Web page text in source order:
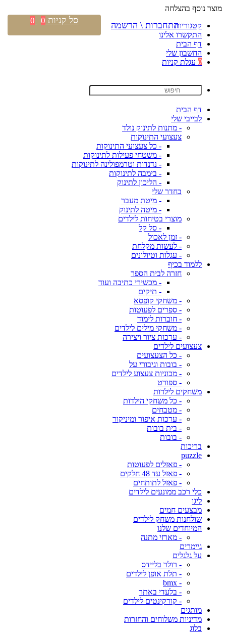
מוצר נוסף בהצלחה
קטגוריות
התקשרו אלינו
דף הבית
החשבון שלי
0 עגלת קניות
דף הבית
לבייבי שלי
- מתנות לתינוק נולד
צעצועי התינוקות
- כל צעצועי התינוקות
- משטחי פעילות לתינוקות
- נדנדות וטרמפולינה לתינוקות
- בימבה לתינוקות
- הליכון לתינוק
בחדר שלי
- מיטת מעבר
- מיטה לתינוק
מוצרי בטיחות לילדים
- סל קל
- זמן לאכול
- לעשות מקלחת
- עגלות וטיולונים
ללמוד בכיף
חזרה לבית הספר
- מכשירי כתיבה ועוד
- תיקים
- משחקי קופסא
- ספרים לפעוטות
- חוברות לימוד
- משחקי מילים לילדים
- ערכות ציור ויצירה
צעצועים לילדים
- כל הצעצועים
- בובות וגיבורי על
- מכוניות צעצוע לילדים
- ספורט
משחקים לילדות
- כל משחקי הילדות
- מטבחים
- ערכות איפור ומיניקור
- בית בובות
- בובות
בריכות
puzzle
- פאזלים לפעוטות
- פאזל עד 48 חלקים
- פאזל לתותחים
כלי רכב ממונעים לילדים
ליגו
מבצעים חמים
שולחנות משחק לילדים
המיוחדים שלנו
- מארזי מתנה
גיימרים
על גלגלים
- רולר בליידס
- תלת אופן לילדים
- bmx
- בלעדי באתר
- קורקינטים לילדים
מותגים
מדיניות משלוחים והחזרות
בלוג
התחברות \ הרשמה סל קניות 0
0